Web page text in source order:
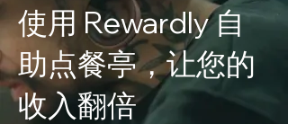
使用 Rewardly 自
助点餐亭，让您的
收入翻倍